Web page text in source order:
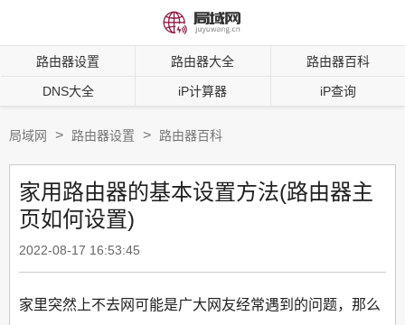
路由器设置 路由器大全 路由器百科
DNS大全 iP计算器 iP查询
局域网 > 路由器设置 > 路由器百科
家用路由器的基本设置方法(路由器主
页如何设置)
2022-08-17 16:53:45
家里突然上不去网可能是广大网友经常遇到的问题，那么